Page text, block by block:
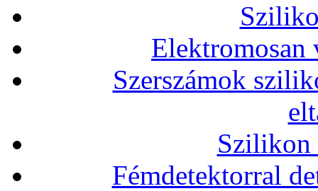
Elektromosan
Szerszámok
Szilikon
Fémdetektorral